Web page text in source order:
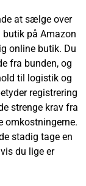
at sælge over
butik på Amazon
online butik. Du
fra bunden, og
til logistik og
registrering
strenge krav fra
omkostningerne.
stadig tage en
du lige er